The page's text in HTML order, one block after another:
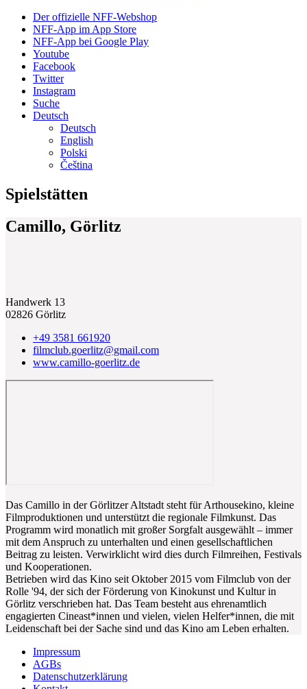
Der offizielle NFF-Webshop
NFF-App im App Store
NFF-App bei Google Play
Youtube
Facebook
Twitter
Instagram
Suche
Deutsch
Deutsch
English
Polski
Čeština
Spielstätten
Camillo, Görlitz
Handwerk 13
02826 Görlitz
+49 3581 661920
filmclub.goerlitz@gmail.com
www.camillo-goerlitz.de
Das Camillo in der Görlitzer Altstadt steht für Arthousekino, kleine
Filmproduktionen und unterstützt die regionale Filmkunst. Das
Programm wird monatlich mit großer Sorgfalt ausgewählt – immer
mit dem Anspruch zu unterhalten und einen gesellschaftlichen
Beitrag zu leisten. Verwirklicht wird dies durch Filmreihen, Festivals
und Kooperationen.
Betrieben wird das Kino seit Oktober 2015 vom Filmclub von der
Rolle '94, der sich der Förderung von Kinokunst und Kultur in
Görlitz verschrieben hat. Das Team besteht aus ehrenamtlich
engagierten Cineast*innen und vielen, vielen Helfer*innen, die mit
Leidenschaft bei der Sache sind und das Kino am Leben erhalten.
Impressum
AGBs
Datenschutzerklärung